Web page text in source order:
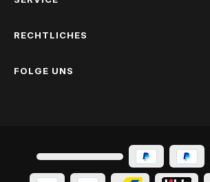
RECHTLICHES
FOLGE UNS